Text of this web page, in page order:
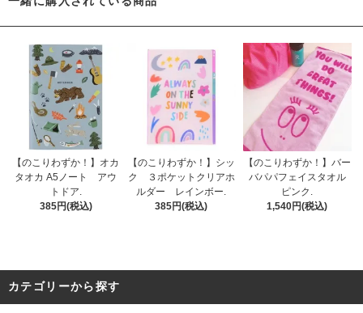
【のこりわずか！】オカ
タオカ A5ノート アウ
トドア.
385円(税込)
【のこりわずか！】シッ
ク ３ポケットクリアホ
ルダー レインボー.
385円(税込)
【のこりわずか！】バー
バパパフェイスタオル
ピンク.
1,540円(税込)
カテゴリーから探す